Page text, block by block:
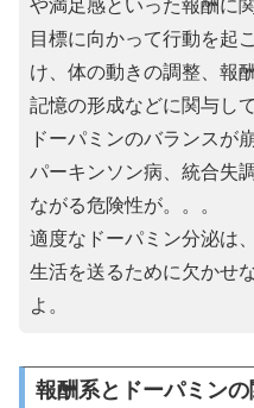
や満足感といった報酬に
目標に向かって行動を起
け、体の動きの調整、報
記憶の形成などに関与し
ドーパミンのバランスが
パーキンソン病、統合失
ながる危険性が。。。
適度なドーパミン分泌は
生活を送るために欠かせ
よ。
報酬系とドーパミン